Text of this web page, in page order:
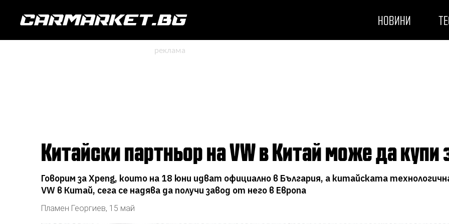
НОВИНИ
Китайски партньор на VW в Китай може да купи
Говорим за Xpeng, които на 18 юни идват официално в България, а китайската
VW в Китай, сега се надява да получи завод от него в Европа
Пламен Георгиев, 15 май